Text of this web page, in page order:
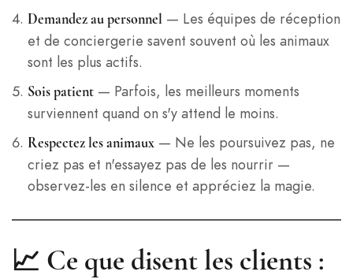
Demandez au personnel — Les équipes de réception
et de conciergerie savent souvent où les animaux
sont les plus actifs.
Sois patient— Parfois, les meilleurs moments
surviennent quand on s'y attend le moins.
Respectez les animaux— Ne les poursuivez pas, ne
criez pas et n'essayez pas de les nourrir —
observez-les en silence et appréciez la magie.
📈 Ce que disent les clients :